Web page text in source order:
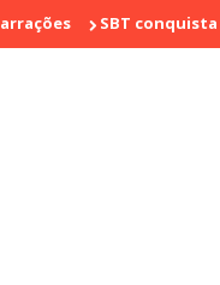
SBT conquista a vice